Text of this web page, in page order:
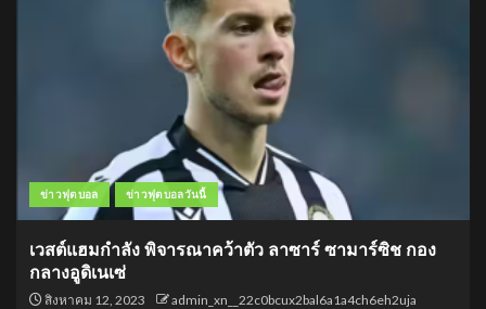
ข่าวฟุตบอล ข่าวฟุตบอลวันนี้
เวสต์แฮมกำลัง พิจารณาคว้าตัว ลาซาร์ ซามาร์ซิช กอง
กลางอูดิเนเซ่
สิงหาคม 12, 2023 admin_xn__22c0bcux2bal6a1a4ch6eh2uja